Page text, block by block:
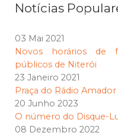
Notícias
03 Mai 2021
Novos horários de
públicos de Niterói
23 Janeiro 2021
Praça do Rádio
20 Junho 2023
O número do Disque-
08 Dezembro 2022